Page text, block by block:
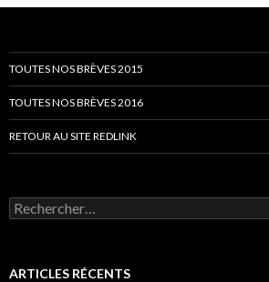
TOUTES NOS BRÈVES 2015
TOUTES NOS BRÈVES 2016
RETOUR AU SITE REDLINK
Rechercher :
ARTICLES RÉCENTS